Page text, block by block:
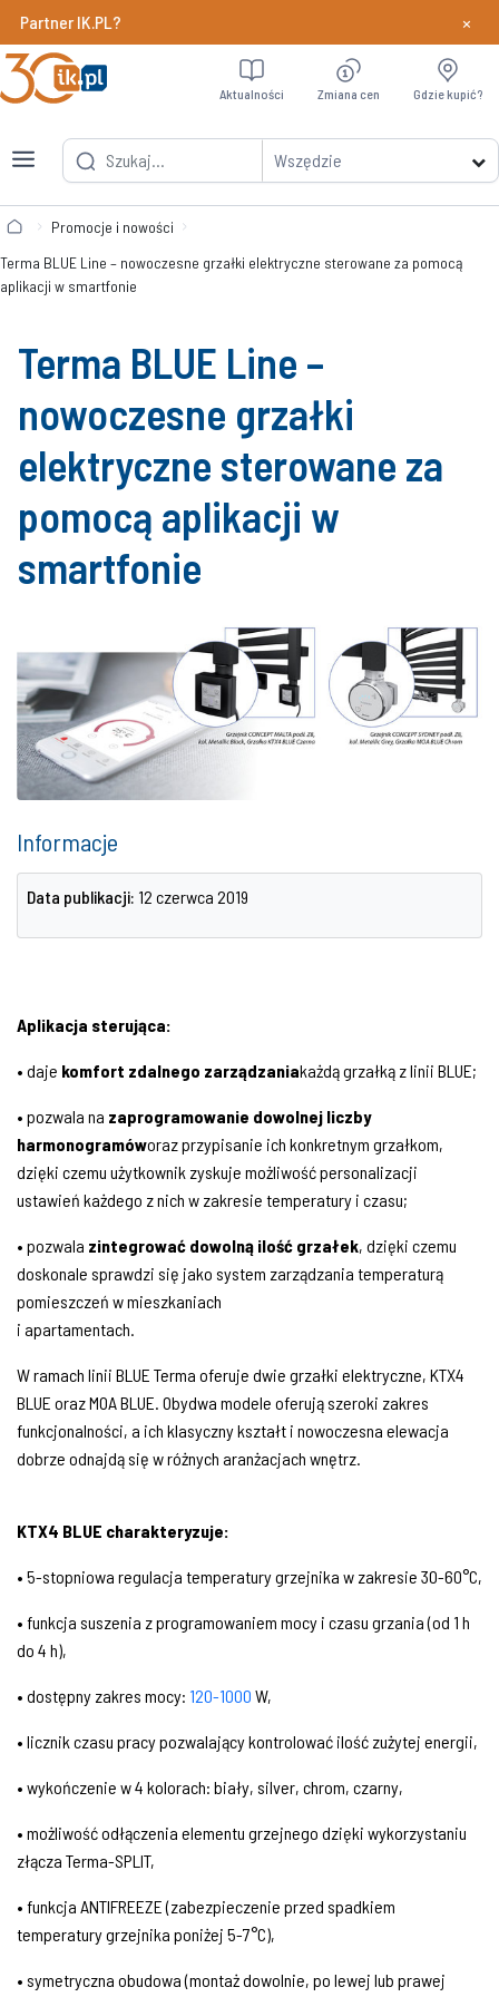
IK.PL? Dowiedz
×
Wszędzie
Aktualności Zmiana cen Gdzie kupić?
Promocje i nowości
Terma BLUE Line – nowoczesne grzałki elektryczne sterowane za pomocą
aplikacji w smartfonie
Terma BLUE Line –
nowoczesne grzałki
elektryczne sterowane za
pomocą aplikacji w
smartfonie
Informacje
Data publikacji: 12 czerwca 2019
Aplikacja sterująca:
• daje komfort zdalnego zarządzaniakażdą grzałką z linii BLUE;
• pozwala na zaprogramowanie dowolnej liczby
harmonogramóworaz przypisanie ich konkretnym grzałkom,
dzięki czemu użytkownik zyskuje możliwość personalizacji
ustawień każdego z nich w zakresie temperatury i czasu;
• pozwala zintegrować dowolną ilość grzałek, dzięki czemu
doskonale sprawdzi się jako system zarządzania temperaturą
pomieszczeń w mieszkaniach
i apartamentach.
W ramach linii BLUE Terma oferuje dwie grzałki elektryczne, KTX4
BLUE oraz MOA BLUE. Obydwa modele oferują szeroki zakres
funkcjonalności, a ich klasyczny kształt i nowoczesna elewacja
dobrze odnajdą się w różnych aranżacjach wnętrz.
KTX4 BLUE charakteryzuje:
• 5-stopniowa regulacja temperatury grzejnika w zakresie 30-60°C,
• funkcja suszenia z programowaniem mocy i czasu grzania (od 1 h
do 4 h),
• dostępny zakres mocy: 120-1000 W,
• licznik czasu pracy pozwalający kontrolować ilość zużytej energii,
• wykończenie w 4 kolorach: biały, silver, chrom, czarny,
• możliwość odłączenia elementu grzejnego dzięki wykorzystaniu
złącza Terma-SPLIT,
• funkcja ANTIFREEZE (zabezpieczenie przed spadkiem
temperatury grzejnika poniżej 5-7°C),
• symetryczna obudowa (montaż dowolnie, po lewej lub prawej